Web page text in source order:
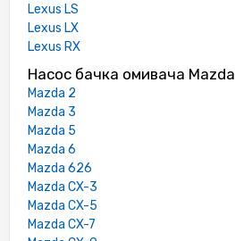
Lexus LS
Lexus LX
Lexus RX
Насос бачка омивача Mazda
Mazda 2
Mazda 3
Mazda 5
Mazda 6
Mazda 626
Mazda CX-3
Mazda CX-5
Mazda CX-7